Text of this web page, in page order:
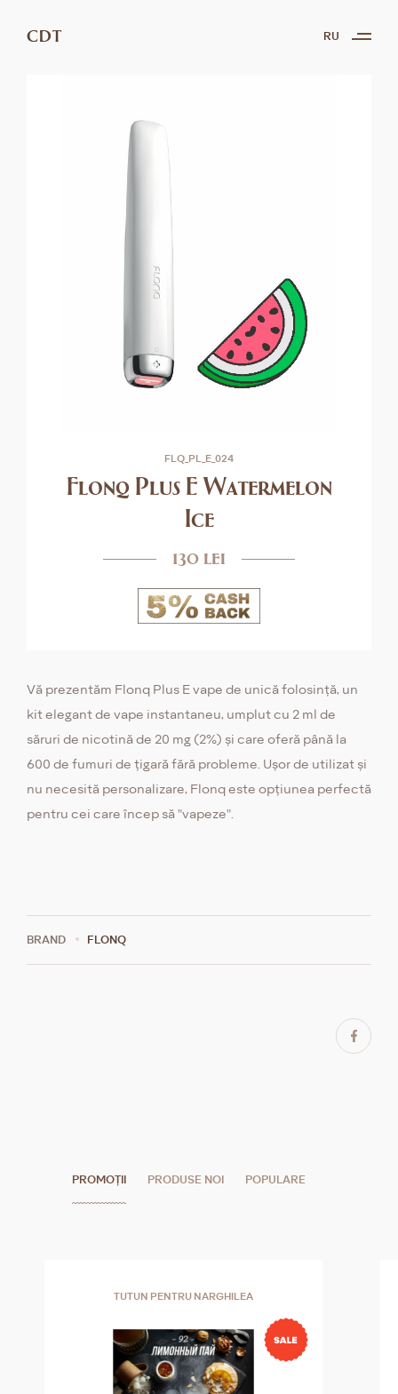
CDT RU
FLQ_PL_E_024
Flonq Plus E Watermelon
Ice
130 lei
Vă prezentăm Flonq Plus E vape de unică folosință, un
kit elegant de vape instantaneu, umplut cu 2 ml de
săruri de nicotină de 20 mg (2%) și care oferă până la
600 de fumuri de țigară fără probleme. Ușor de utilizat și
nu necesită personalizare, Flonq este opțiunea perfectă
pentru cei care încep să "vapeze".
BRAND FLONQ
PROMOȚII PRODUSE NOI POPULARE
TUTUN PENTRU NARGHILEA